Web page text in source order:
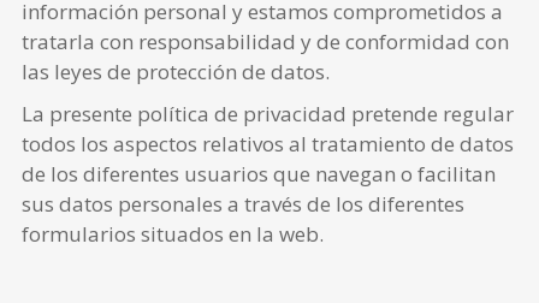
información personal y estamos comprometidos a
tratarla con responsabilidad y de conformidad con
las leyes de protección de datos.
La presente política de privacidad pretende regular
todos los aspectos relativos al tratamiento de datos
de los diferentes usuarios que navegan o facilitan
sus datos personales a través de los diferentes
formularios situados en la web.